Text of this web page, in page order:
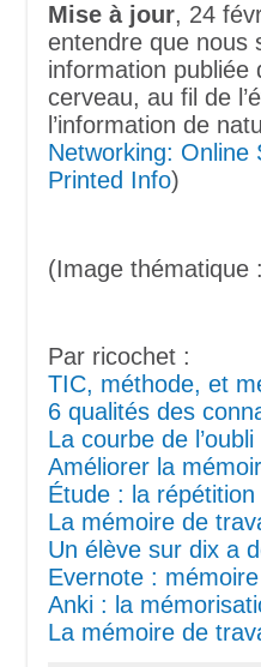
Mise à jour, 24
entendre que nous
information publiée
cerveau, au fil de
l’information de
Networking: Online
Printed Info)
(Image thématique :
Par ricochet :
TIC, méthode, et
6 qualités des
La courbe de l’oubli
Améliorer la
Étude : la
La mémoire de
Un élève sur dix a
Evernote : mémoire
Anki : la
La mémoire de